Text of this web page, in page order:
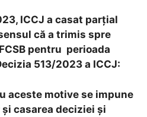
ICCJ a casat parţial
că a trimis spre
pentru perioada
513/2023 a ICCJ:
aceste motive se impune
casarea deciziei şi